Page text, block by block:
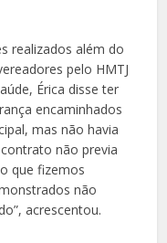
realizados além do
pelo HMTJ
Érica disse ter
encaminhados
mas não havia
não previa
que fizemos
não
acrescentou.